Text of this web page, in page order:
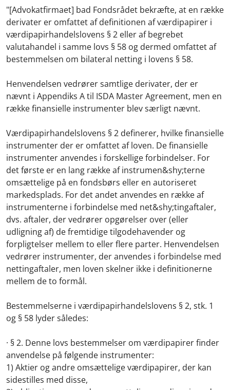
"[Advokatfirmaet] bad Fondsrådet bekræfte, at en række
derivater er omfattet af definitionen af værdipapirer i
værdipapirhandelslovens § 2 eller af begrebet
valutahandel i samme lovs § 58 og dermed omfattet af
bestemmelsen om bilateral netting i lovens § 58.
Henvendelsen vedrører samtlige derivater, der er
nævnt i Appendiks A til ISDA Master Agreement, men en
række finansielle instrumenter blev særligt nævnt.
Værdipapirhandelslovens § 2 definerer, hvilke finansielle
instrumenter der er omfattet af loven. De finansielle
instrumenter anvendes i forskellige forbindelser. For
det første er en lang række af instrumen&shy;terne
omsættelige på en fondsbørs eller en autoriseret
markedsplads. For det andet anvendes en række af
instrumenterne i forbindelse med net&shy;tingaftaler,
dvs. aftaler, der vedrører opgørelser over (eller
udligning af) de fremtidige tilgodehavender og
forpligtelser mellem to eller flere parter. Henvendelsen
vedrører instrumenter, der anvendes i forbindelse med
nettingaftaler, men loven skelner ikke i definitionerne
mellem de to formål.
Bestemmelserne i værdipapirhandelslovens § 2, stk. 1
og § 58 lyder således:
· § 2. Denne lovs bestemmelser om værdipapirer finder
anvendelse på følgende instrumenter:
1) Aktier og andre omsættelige værdipapirer, der kan
sidestilles med disse,